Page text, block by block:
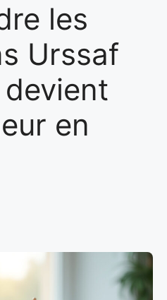
les
Urssaf
en